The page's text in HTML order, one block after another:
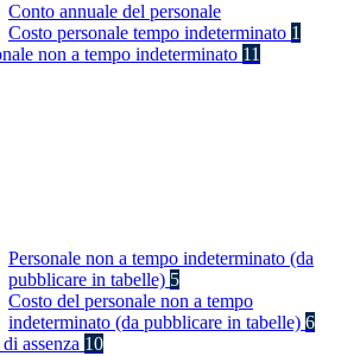
Conto annuale del personale
Costo personale tempo indeterminato 1
non a tempo indeterminato 11
Personale non a tempo indeterminato (da
pubblicare in tabelle) 5
Costo del personale non a tempo
indeterminato (da pubblicare in tabelle) 6
assenza 10